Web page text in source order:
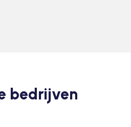
bedrijven